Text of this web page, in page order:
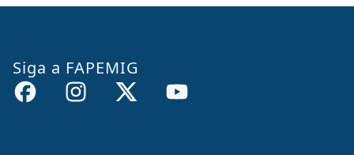
Siga a FAPEMIG